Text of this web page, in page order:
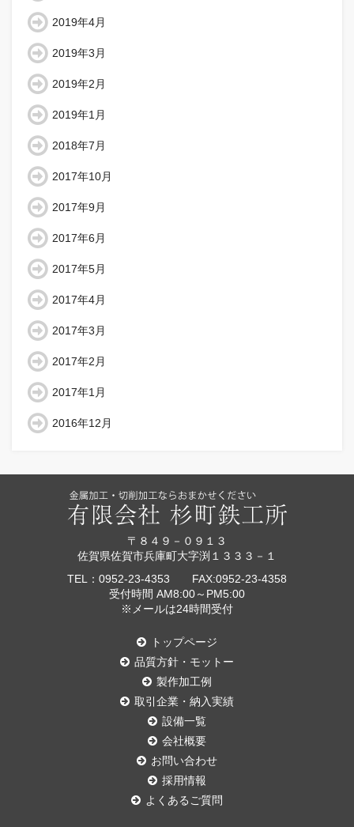
2019年4月
2019年3月
2019年2月
2019年1月
2018年7月
2017年10月
2017年9月
2017年6月
2017年5月
2017年4月
2017年3月
2017年2月
2017年1月
2016年12月
〒８４９－０９１３
佐賀県佐賀市兵庫町大字渕１３３３－１
TEL：0952-23-4353 FAX:0952-23-4358
受付時間 AM8:00～PM5:00
※メールは24時間受付
トップページ
品質方針・モットー
製作加工例
取引企業・納入実績
設備一覧
会社概要
お問い合わせ
採用情報
よくあるご質問